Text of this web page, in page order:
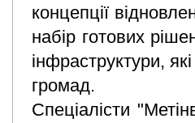
концепції
набір готових
інфраструктури,
громад.
Спеціалісти